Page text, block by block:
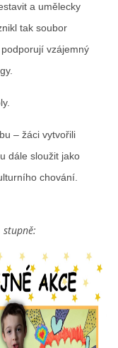
a umělecky
tak soubor
vzájemný
– žáci vytvořili
dále sloužit jako
chování.